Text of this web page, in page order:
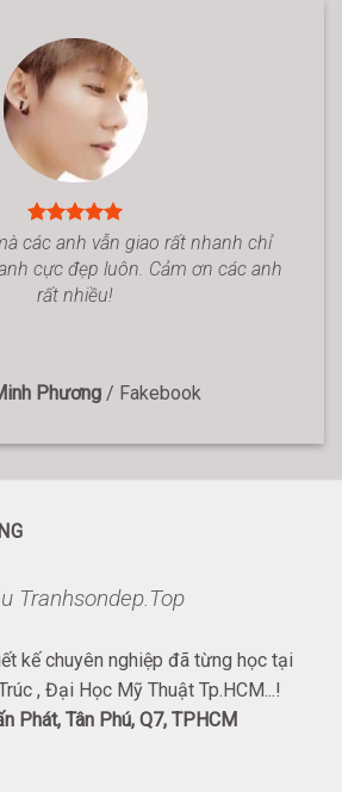
các anh vẫn giao rất nhanh chỉ
cực đẹp luôn. Cảm ơn các anh
rất nhiều!
Phương / Fakebook
Tranhsondep.Top
kế chuyên nghiệp đã từng học tại
, Đại Học Mỹ Thuật Tp.HCM...!
Phát, Tân Phú, Q7, TPHCM